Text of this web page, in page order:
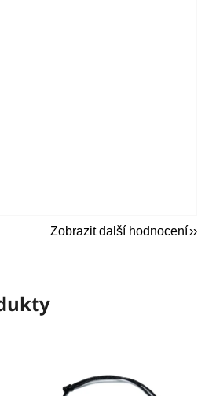
z 5 hvězdiček.
z 5 hvězdiček.
z 5 hvězdiček.
Zobrazit další hodnocení